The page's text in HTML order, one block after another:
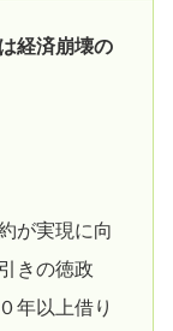
経済崩壊の
が実現に向
きの徳政
年以上借り